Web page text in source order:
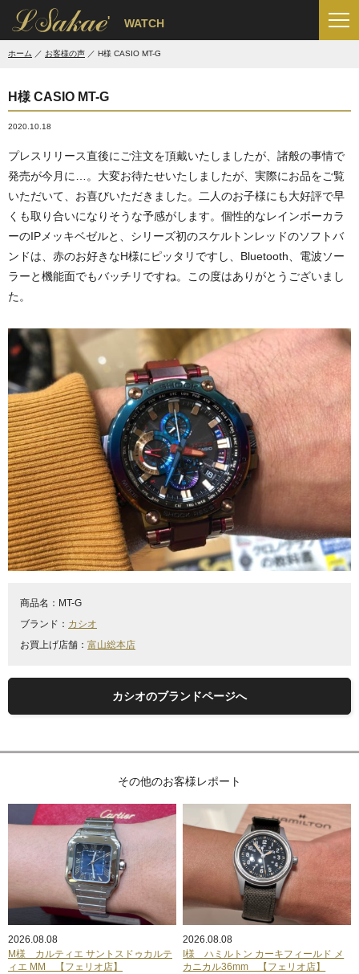
' WATCH
ホーム お客様の声 H様 CASIO MT-G
H様 CASIO MT-G
2020.10.18
プレスリリース直後にご注文を頂戴いたしましたが、諸般の事情で
発売が今月に…。大変お待たせいたしましたが、実際にお品をご覧
いただいて、お喜びいただきました。二人のお子様にも大好評で早
くも取り合いになりそうな予感がします。個性的なレインボーカラ
ーのIPメッキベゼルと、シリーズ初のスケルトンレッドのソフトバ
ンドは、赤のお好きなH様にピッタリですし、Bluetooth、電波ソー
ラーと機能面でもバッチリですね。この度はありがとうございまし
た。
商品名： MT-G
ブランド： カシオ
お買上げ店舗： 富山総本店
カシオのブランドページへ
その他のお客様レポート
2026.08.08
M様 カルティエ サントスドゥカルテ
ィエ MM 【フェリオ店】
2026.08.08
I様 ハミルトン カーキフィールド メ
カニカル36mm 【フェリオ店】